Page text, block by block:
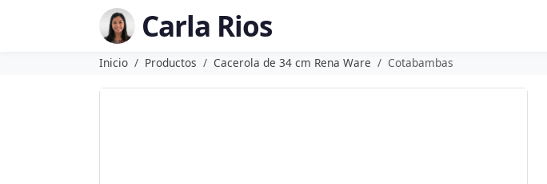
Carla Rios
Inicio Productos Cacerola de 34 cm Rena Ware Cotabambas